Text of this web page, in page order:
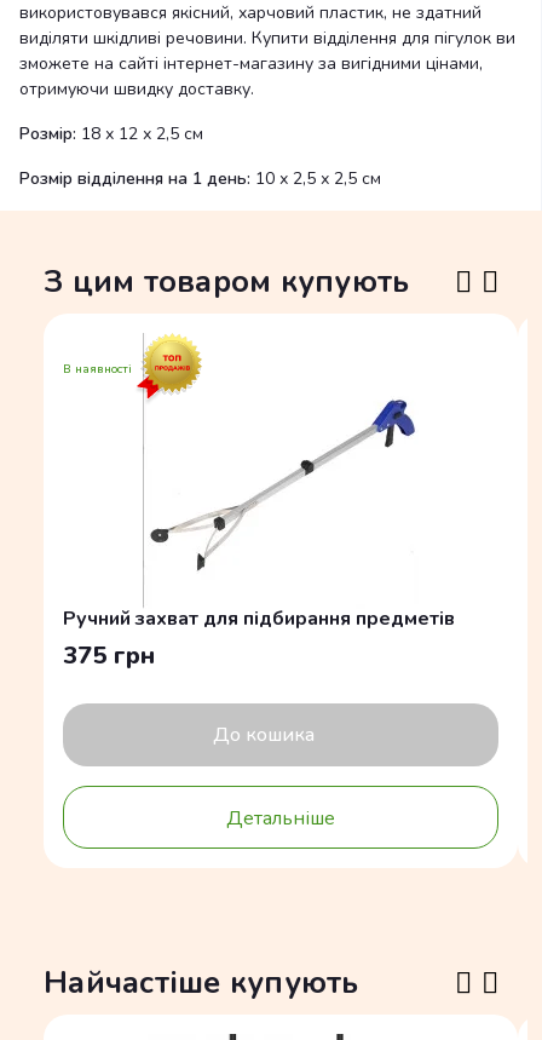
використовувався якісний, харчовий пластик, не здатний
виділяти шкідливі речовини. Купити відділення для пігулок ви
зможете на сайті інтернет-магазину за вигідними цінами,
отримуючи швидку доставку.
Розмір: 18 х 12 х 2,5 см
Розмір відділення на 1 день: 10 х 2,5 х 2,5 см
З цим товаром купують
В наявності
Ручний захват для підбирання предметів
375 грн
До кошика
Детальніше
Найчастіше купують